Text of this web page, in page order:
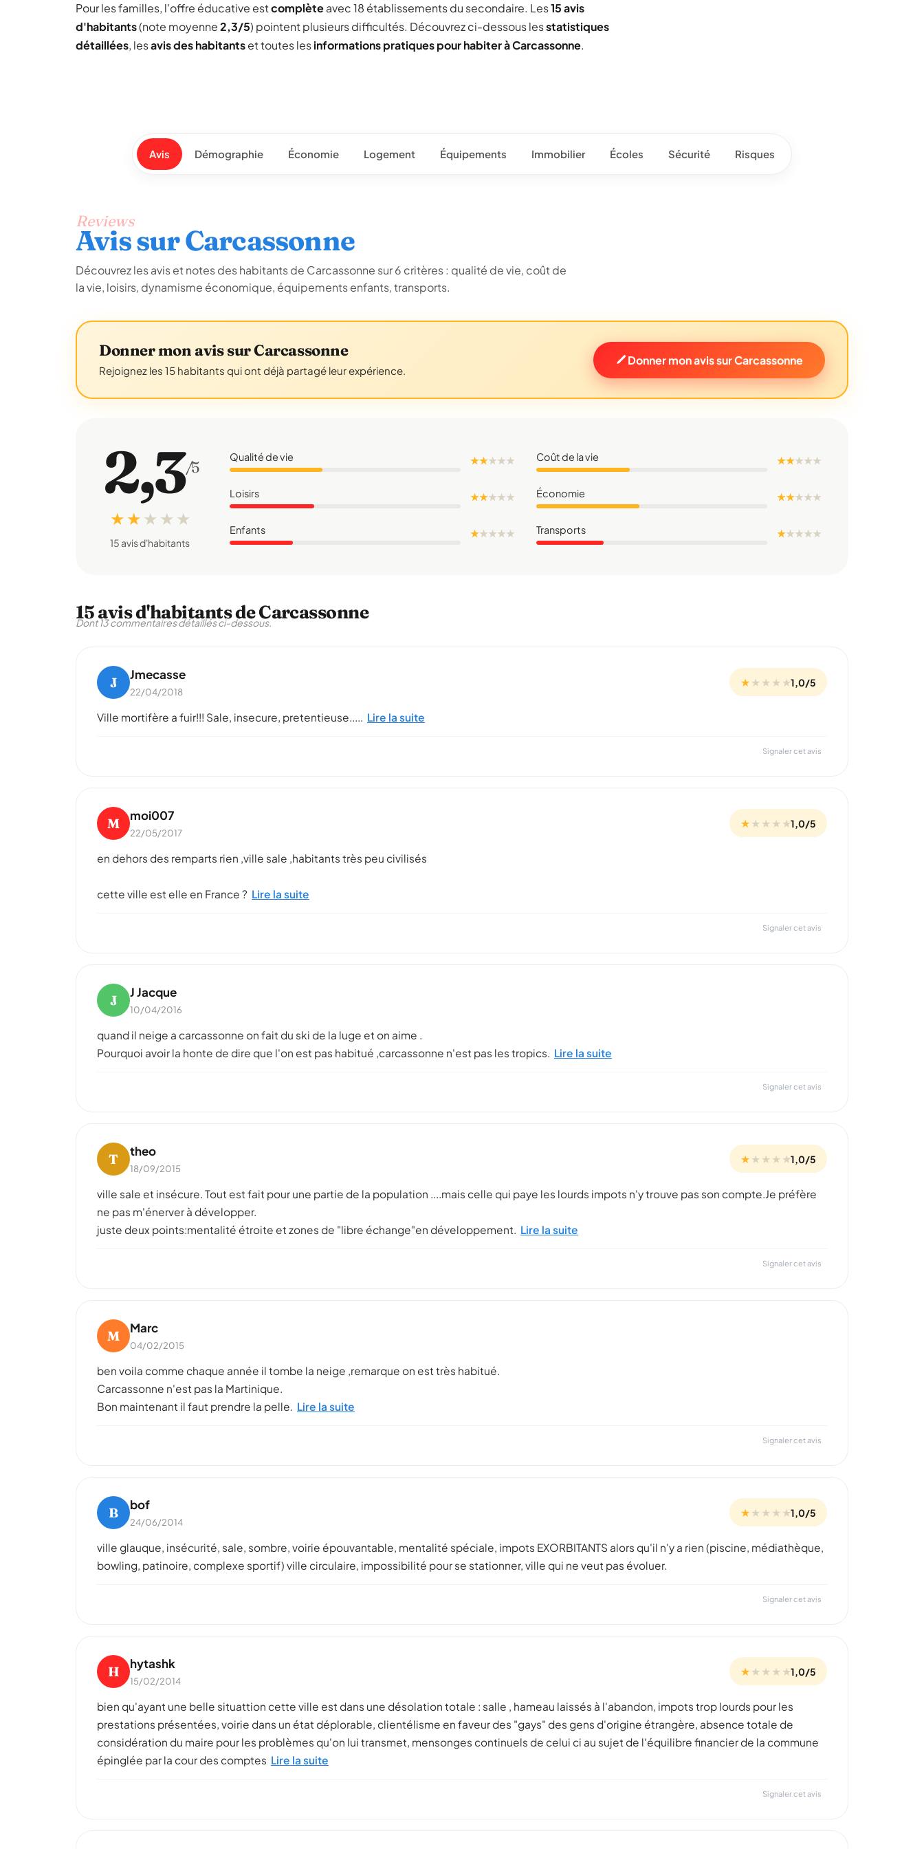
Pour les familles, l'offre éducative estcomplèteavec 18 établissements du secondaire. Les15 avis
d'habitants(note moyenne2,3/5) pointent plusieurs difficultés. Découvrez ci-dessous lesstatistiques
détaillées, lesavis des habitantset toutes lesinformations pratiques pour habiter à Carcassonne.
Avis Démographie Économie Logement Équipements Immobilier Écoles Sécurité Risques
Reviews
Avis sur Carcassonne
Découvrez les avis et notes des habitants de Carcassonne sur 6 critères : qualité de vie, coût de
la vie, loisirs, dynamisme économique, équipements enfants, transports.
Donner mon avis sur Carcassonne
Rejoignez les 15 habitants qui ont déjà partagé leur expérience.
Donner mon avis sur Carcassonne
2,3/5
★ ★ ★ ★ ★
15 avis d'habitants
Qualité de vie ★ ★★★★ Coût de la vie ★ ★★★★
Loisirs ★ ★★★★ Économie ★ ★★★★
Enfants ★★★★★ Transports ★★★★★
15 avis d'habitants de Carcassonne
Dont 13 commentaires détaillés ci-dessous.
J Jmecasse
22/04/2018
★★ ★ ★ ★1,0/5
Ville mortifère a fuir!!! Sale, insecure, pretentieuse..... Lire la suite
Signaler cet avis
M moi007
22/05/2017
★★ ★ ★ ★1,0/5
en dehors des remparts rien ,ville sale ,habitants très peu civilisés
cette ville est elle en France ? Lire la suite
Signaler cet avis
J J Jacque
10/04/2016
quand il neige a carcassonne on fait du ski de la luge et on aime .
Pourquoi avoir la honte de dire que l'on est pas habitué ,carcassonne n'est pas les tropics. Lire la suite
Signaler cet avis
T theo
18/09/2015
★★ ★ ★ ★1,0/5
ville sale et insécure. Tout est fait pour une partie de la population ....mais celle qui paye les lourds impots n'y trouve pas son compte.Je préfère
ne pas m'énerver à développer.
juste deux points:mentalité étroite et zones de "libre échange"en développement. Lire la suite
Signaler cet avis
M Marc
04/02/2015
ben voila comme chaque année il tombe la neige ,remarque on est très habitué.
Carcassonne n'est pas la Martinique.
Bon maintenant il faut prendre la pelle. Lire la suite
Signaler cet avis
B bof
24/06/2014
★★ ★ ★ ★1,0/5
ville glauque, insécurité, sale, sombre, voirie épouvantable, mentalité spéciale, impots EXORBITANTS alors qu'il n'y a rien (piscine, médiathèque,
bowling, patinoire, complexe sportif) ville circulaire, impossibilité pour se stationner, ville qui ne veut pas évoluer.
Signaler cet avis
H hytashk
15/02/2014
★★ ★ ★ ★1,0/5
bien qu'ayant une belle situattion cette ville est dans une désolation totale : salle , hameau laissés à l'abandon, impots trop lourds pour les
prestations présentées, voirie dans un état déplorable, clientélisme en faveur des "gays" des gens d'origine étrangère, absence totale de
considération du maire pour les problèmes qu'on lui transmet, mensonges continuels de celui ci au sujet de l'équilibre financier de la commune
épinglée par la cour des comptes Lire la suite
Signaler cet avis